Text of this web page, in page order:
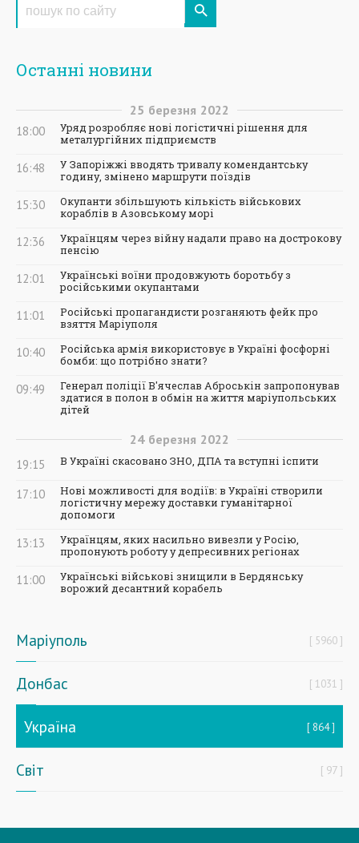
Останні новини
25 березня 2022
18:00
Уряд розробляє нові логістичні рішення для
металургійних підприємств
16:48
У Запоріжжі вводять тривалу комендантську
годину, змінено маршрути поїздів
15:30
Окупанти збільшують кількість військових
кораблів в Азовському морі
12:36
Українцям через війну надали право на дострокову
пенсію
12:01
Українські воїни продовжують боротьбу з
російськими окупантами
11:01
Російські пропагандисти розганяють фейк про
взяття Маріуполя
10:40
Російська армія використовує в Україні фосфорні
бомби: що потрібно знати?
09:49
Генерал поліції В'ячеслав Аброськін запропонував
здатися в полон в обмін на життя маріупольських
дітей
24 березня 2022
19:15 В Україні скасовано ЗНО, ДПА та вступні іспити
17:10
Нові можливості для водіїв: в Україні створили
логістичну мережу доставки гуманітарної
допомоги
13:13
Українцям, яких насильно вивезли у Росію,
пропонують роботу у депресивних регіонах
11:00
Українські військові знищили в Бердянську
ворожий десантний корабель
Маріуполь 5960
Донбас 1031
Україна 864
Світ 97